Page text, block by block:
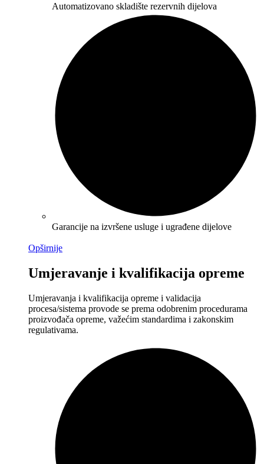
Automatizovano skladište rezervnih dijelova
Garancije na izvršene usluge i ugrađene dijelove
Opširnije
Umjeravanje i kvalifikacija opreme
Umjeravanja i kvalifikacija opreme i validacija
procesa/sistema provode se prema odobrenim procedurama
proizvođača opreme, važećim standardima i zakonskim
regulativama.